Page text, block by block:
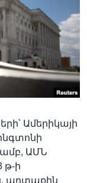
Ամերիկայի
ԱՄՆ
թ-ի
արտաքին